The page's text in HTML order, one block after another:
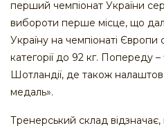
перший чемпіонат України
вибороти перше місце, що
Україну на чемпіонаті Європи
категорії до 92 кг. Попереду
Шотландії, де також
медаль».
Тренерський склад